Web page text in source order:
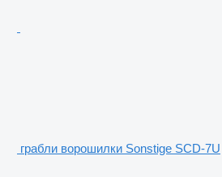
грабли ворошилки Sonstige SCD-7U